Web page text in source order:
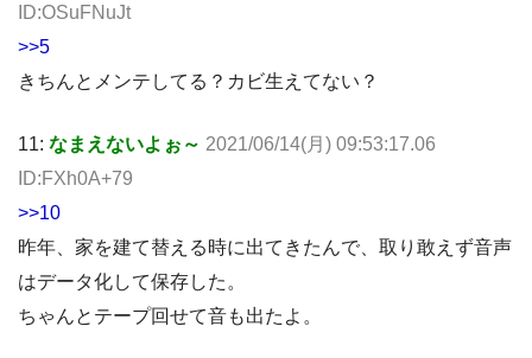
ID:OSuFNuJt
>>5
きちんとメンテしてる？カビ生えてない？
11: なまえないよぉ～ 2021/06/14(月) 09:53:17.06
ID:FXh0A+79
>>10
昨年、家を建て替える時に出てきたんで、取り敢えず音声
はデータ化して保存した。
ちゃんとテープ回せて音も出たよ。